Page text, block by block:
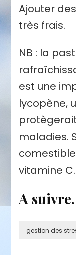
Ajouter
très frais.
NB : la
est une
lycopène,
maladies.
vitamine C.
A
gestion des